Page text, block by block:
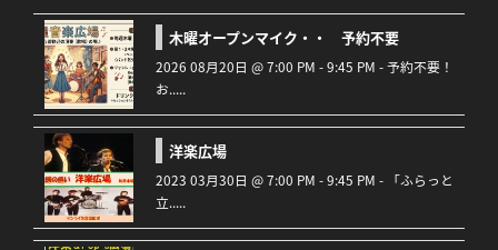
木曜オープンマイク・・ 予約不要
2026 08月20日 @ 7:00 PM - 9:45 PM - 予約不要！
お.....
洋楽広場
2023 03月30日 @ 7:00 PM - 9:45 PM - 「ふらっと
立.....